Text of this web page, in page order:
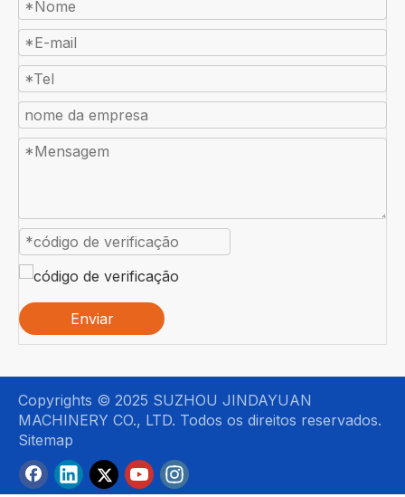
Enviar
Copyrights © 2025 SUZHOU JINDAYUAN
MACHINERY CO., LTD. Todos os direitos reservados.
Sitemap